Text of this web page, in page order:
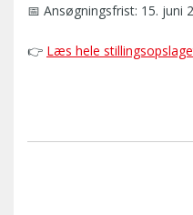
📅 Ansøgningsfrist: 15. juni
👉 Læs hele